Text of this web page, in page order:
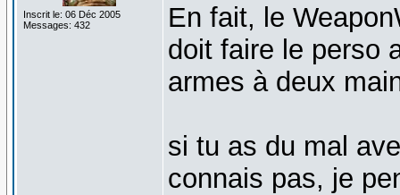
Inscrit le: 06 Déc 2005
Messages: 432
En fait, le
doit faire le perso
armes à deux
si tu as du mal
connais pas, je